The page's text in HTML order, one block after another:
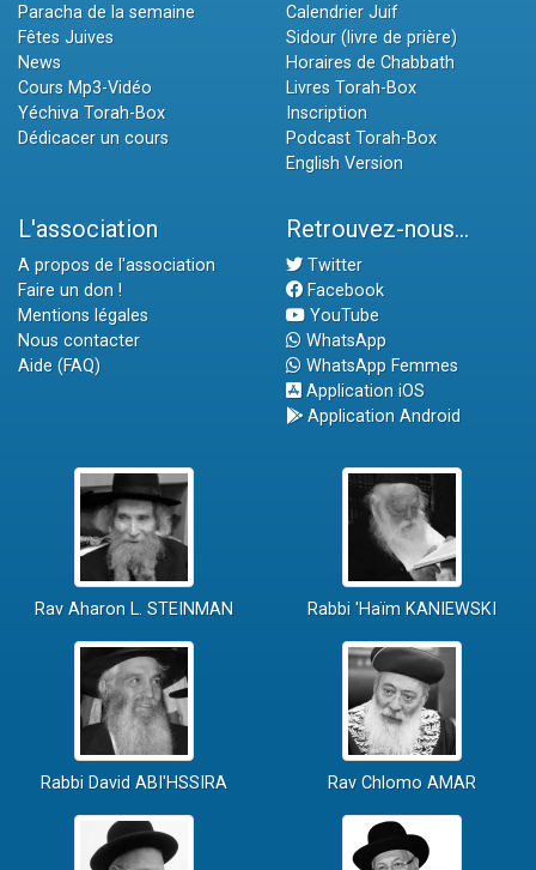
Paracha de la semaine
Fêtes Juives
News
Cours Mp3-Vidéo
Yéchiva Torah-Box
Dédicacer un cours
Calendrier Juif
Sidour (livre de prière)
Horaires de Chabbath
Livres Torah-Box
Inscription
Podcast Torah-Box
English Version
L'association
A propos de l'association
Faire un don !
Mentions légales
Nous contacter
Aide (FAQ)
Retrouvez-nous...
Twitter
Facebook
YouTube
WhatsApp
WhatsApp Femmes
Application iOS
Application Android
Rav Aharon L. STEINMAN Rabbi 'Haïm KANIEWSKI
Rabbi David ABI'HSSIRA Rav Chlomo AMAR